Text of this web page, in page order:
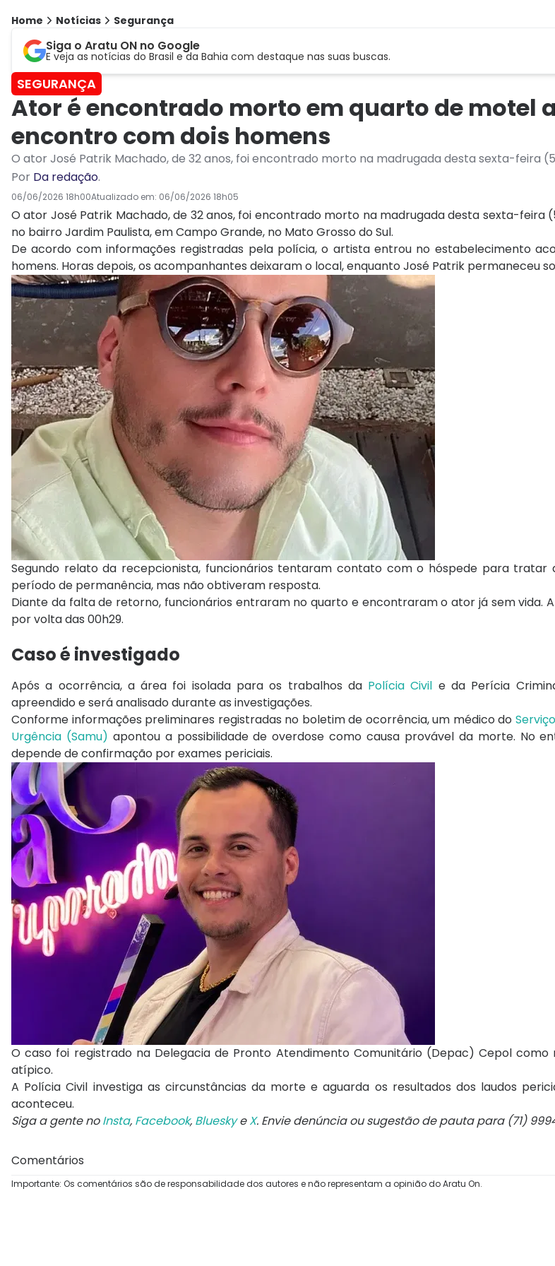
Home Notícias Segurança
Siga o Aratu ON no Google
E veja as notícias do Brasil e da Bahia com destaque nas suas buscas.
SEGURANÇA
Ator é encontrado morto em quarto de motel
encontro com dois homens
O ator José Patrik Machado, de 32 anos, foi encontrado morto na madrugada desta sexta-feira
Por Da redação.
06/06/2026 18h00Atualizado em: 06/06/2026 18h05
O ator José Patrik Machado, de 32 anos, foi encontrado morto na madrugada desta sexta-feira
no bairro Jardim Paulista, em Campo Grande, no Mato Grosso do Sul.
De acordo com informações registradas pela polícia, o artista entrou no estabelecimento
homens. Horas depois, os acompanhantes deixaram o local, enquanto José Patrik permaneceu
Segundo relato da recepcionista, funcionários tentaram contato com o hóspede para
período de permanência, mas não obtiveram resposta.
Diante da falta de retorno, funcionários entraram no quarto e encontraram o ator já sem vida. A
por volta das 00h29.
Caso é investigado
Após a ocorrência, a área foi isolada para os trabalhos da Polícia Civil e da Perícia
apreendido e será analisado durante as investigações.
Conforme informações preliminares registradas no boletim de ocorrência, um médico do
Urgência (Samu) apontou a possibilidade de overdose como causa provável da morte. No
depende de confirmação por exames periciais.
O caso foi registrado na Delegacia de Pronto Atendimento Comunitário (Depac) Cepol
atípico.
A Polícia Civil investiga as circunstâncias da morte e aguarda os resultados dos laudos
aconteceu.
Siga a gente noInsta, Facebook, BlueskyeX. Envie denúncia ou sugestão de pauta para (71)
Comentários
Importante: Os comentários são de responsabilidade dos autores e não representam a opinião do Aratu On.